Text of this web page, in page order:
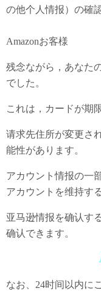
の他个人情报）の確
Аmazonお客様
残念ながら，あなた
でした。
これは，カードが期
请求先住所が変更さ
能性があります。
アカウント情报の一
アカウントを维持す
亚马逊情报を确认す
确认できます。
なお、24时间以内に